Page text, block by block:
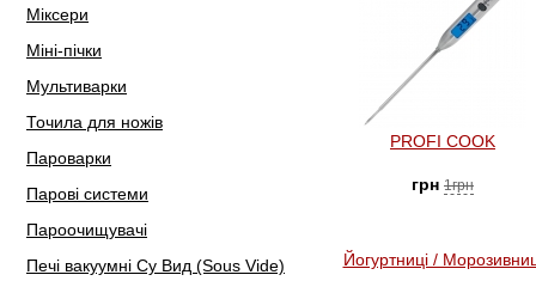
Міксери
Міні-пічки
Мультиварки
Точила для ножів
Пароварки
Парові системи
Пароочищувачі
Печі вакуумні Су Вид (Sous Vide)
PROFI COOK
грн 1грн
Йогуртниці /